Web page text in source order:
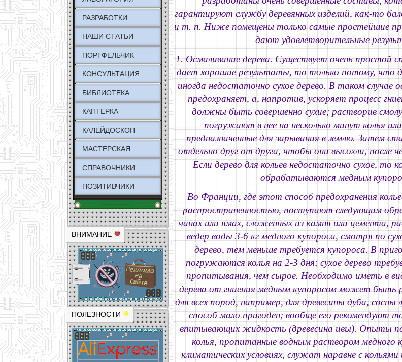
РАЗРАБОТКИ
НАШИ СТАТЬИ
ПОРТФЕЛЬЧИК
КОНСУЛЬТАЦИЯ
БИБЛИОТЕКА
КАПТЕРКА
КАЛЕЙДОСКОП
МАСТЕРСКАЯ
СПРАВОЧНИКИ
ПОЗИТИВЧИКИ
ВНИМАНИЕ
ПОЛЕЗНОСТИ
гарантируют службу деревянных изделий, как-то
и т. п. Ниже помещены только самые простейшие
дают удовлетворительные
1. Осмаливание дерева.Существует очень простой
дает хорошие результаты, то только потому, что
иногда недостаточно сухое дерево. В таком случае
предохраняет, а, напротив, ускоряет процесс
должны быть совершенно сухие; растворив смолу
погружают в нее на несколько минут колья
предназначенные для зарывания в землю. Затем
отдельно друг от друга, чтобы они высохли, после
Если дерево для кольев недостаточно сухое, то
обрабатываются медным
Во Франции, где этот способ предохранения
распространенностью, поступают следующим
чанах или ямах, сложенных из камня или цемента,
ведер воды 3-6 кг медного купороса, смотря по
дерево, тем меньше требуется купороса. В
погружаются колья на 2-3 дня; сухое дерево
пропитывания, чем сырое. Необходимо иметь в
дерева от гниения медным купоросом может быть
для всех пород, например, для древесины дуба, сосны
способ мало пригоден; вообще его рекомендуют
впитывающих жидкость (древесина ивы). Опыты
колья, пропитанные водным раствором медного
климатических условиях, служат наравне с